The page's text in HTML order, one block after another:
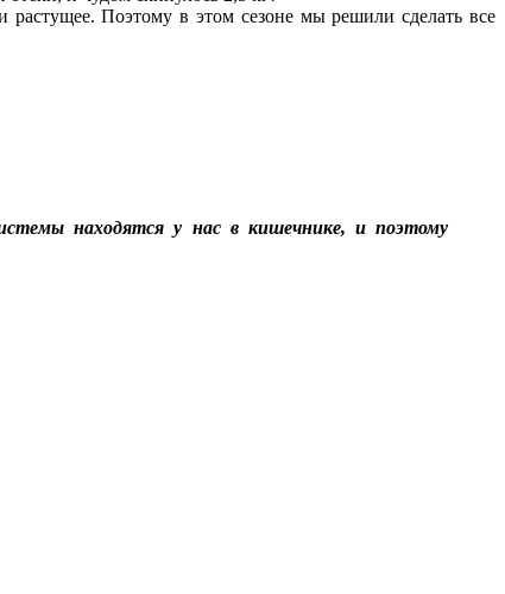
Поэтому в этом сезоне мы решили сделать все
находятся у нас в кишечнике, и поэтому